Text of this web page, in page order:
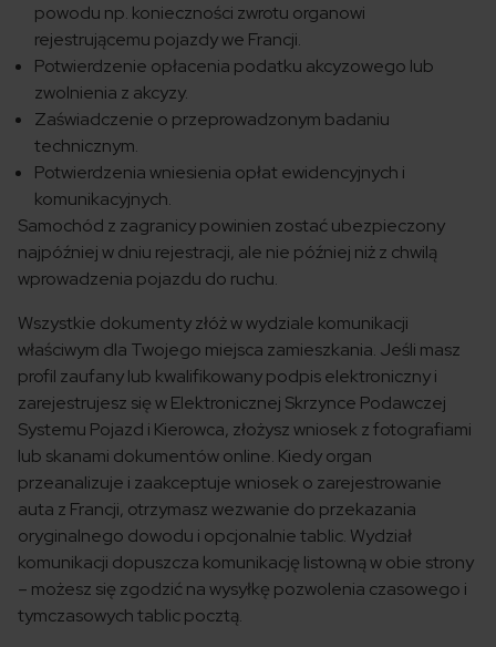
powodu np. konieczności zwrotu organowi
rejestrującemu pojazdy we Francji.
Potwierdzenie opłacenia podatku akcyzowego lub
zwolnienia z akcyzy.
Zaświadczenie o przeprowadzonym badaniu
technicznym.
Potwierdzenia wniesienia opłat ewidencyjnych i
komunikacyjnych.
Samochód z zagranicy powinien zostać ubezpieczony
najpóźniej w dniu rejestracji, ale nie później niż z chwilą
wprowadzenia pojazdu do ruchu.
Wszystkie dokumenty złóż w wydziale komunikacji
właściwym dla Twojego miejsca zamieszkania. Jeśli masz
profil zaufany lub kwalifikowany podpis elektroniczny i
zarejestrujesz się w Elektronicznej Skrzynce Podawczej
Systemu Pojazd i Kierowca, złożysz wniosek z fotografiami
lub skanami dokumentów online. Kiedy organ
przeanalizuje i zaakceptuje wniosek o zarejestrowanie
auta z Francji, otrzymasz wezwanie do przekazania
oryginalnego dowodu i opcjonalnie tablic. Wydział
komunikacji dopuszcza komunikację listowną w obie strony
– możesz się zgodzić na wysyłkę pozwolenia czasowego i
tymczasowych tablic pocztą.